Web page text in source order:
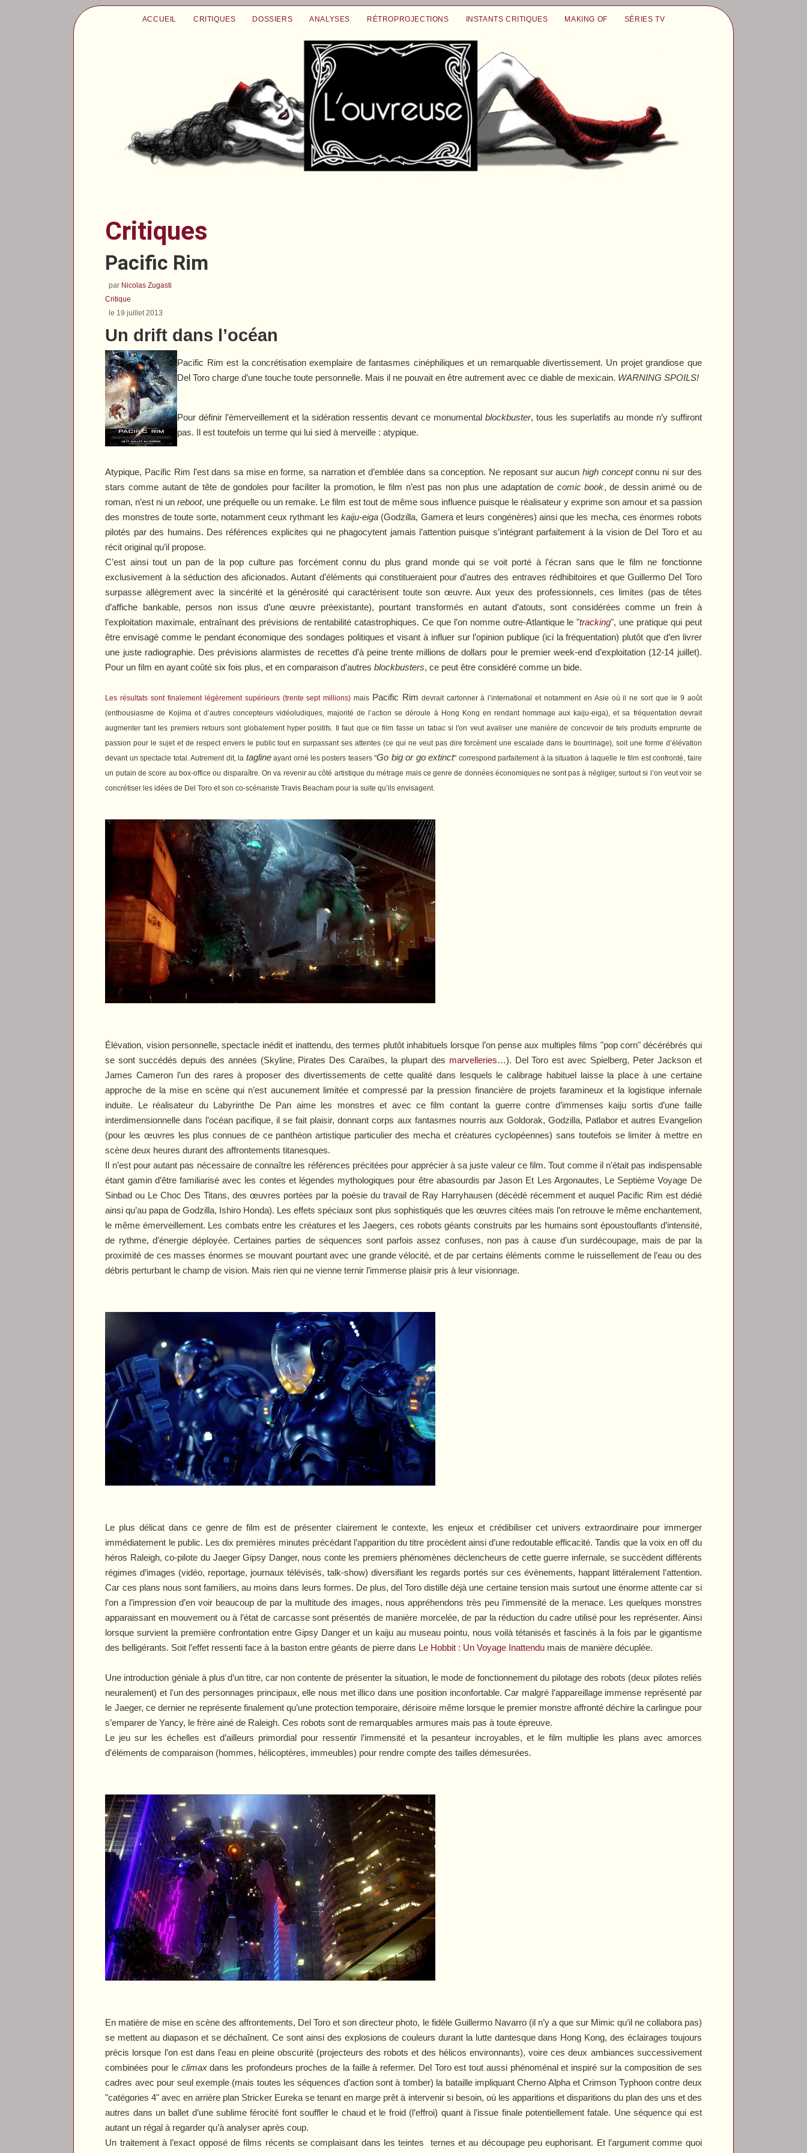
ACCUEIL CRITIQUES DOSSIERS ANALYSES RÉTROPROJECTIONS INSTANTS CRITIQUES MAKING OF SÉRIES TV
Critiques
Pacific Rim
par Nicolas Zugasti
Critique
le 19 juillet 2013
Un drift dans l’océan
Pacific Rim est la concrétisation exemplaire de fantasmes cinéphiliques et un remarquable divertissement. Un projet grandiose que
Del Toro charge d’une touche toute personnelle. Mais il ne pouvait en être autrement avec ce diable de mexicain. WARNING SPOILS!
Pour définir l’émerveillement et la sidération ressentis devant ce monumental blockbuster, tous les superlatifs au monde n’y suffiront
pas. Il est toutefois un terme qui lui sied à merveille : atypique.
Atypique, Pacific Rim l’est dans sa mise en forme, sa narration et d’emblée dans sa conception. Ne reposant sur aucun high conceptconnu ni sur des
stars comme autant de tête de gondoles pour faciliter la promotion, le film n’est pas non plus une adaptation de comic book, de dessin animé ou de
roman, n’est ni unreboot, une préquelle ou un remake. Le film est tout de même sous influence puisque le réalisateur y exprime son amour et sa passion
des monstres de toute sorte, notamment ceux rythmant leskaiju-eiga (Godzilla, Gameraet leurs congénères) ainsi que les mecha, ces énormes robots
pilotés par des humains. Des références explicites qui ne phagocytent jamais l’attention puisque s’intégrant parfaitement à la vision de Del Toro et au
récit original qu’il propose.
C’est ainsi tout un pan de la pop culture pas forcément connu du plus grand monde qui se voit porté à l’écran sans que le film ne fonctionne
exclusivement à la séduction des aficionados. Autant d’éléments qui constitueraient pour d’autres des entraves rédhibitoires et que Guillermo Del Toro
surpasse allègrement avec la sincérité et la générosité qui caractérisent toute son œuvre. Aux yeux des professionnels, ces limites (pas de têtes
d’affiche bankable, persos non issus d’une œuvre préexistante), pourtant transformés en autant d’atouts, sont considérées comme un frein à
l’exploitation maximale, entraînant des prévisions de rentabilité catastrophiques. Ce que l’on nomme outre-Atlantique le "tracking", une pratique qui peut
être envisagé comme le pendant économique des sondages politiques et visant à influer sur l’opinion publique (ici la fréquentation) plutôt que d’en livrer
une juste radiographie. Des prévisions alarmistes de recettes d’à peine trente millions de dollars pour le premier week-end d’exploitation (12-14 juillet).
Pour un film en ayant coûté six fois plus, et en comparaison d’autresblockbusters, ce peut être considéré comme un bide.
Les résultats sont finalement légèrement supérieurs (trente sept millions) mais Pacific Rim devrait cartonner à l’international et notamment en Asie où il ne sort que le 9 août
(enthousiasme de Kojima et d’autres concepteurs vidéoludiques, majorité de l’action se déroule à Hong Kong en rendant hommage aux kaiju-eiga), et sa fréquentation devrait
augmenter tant les premiers retours sont globalement hyper positifs. Il faut que ce film fasse un tabac si l'on veut avaliser une manière de concevoir de tels produits emprunte de
passion pour le sujet et de respect envers le public tout en surpassant ses attentes (ce qui ne veut pas dire forcément une escalade dans le bourrinage), soit une forme d’élévation
devant un spectacle total. Autrement dit, la taglineayant orné les posters teasers "Go big or go extinct" correspond parfaitement à la situation à laquelle le film est confronté, faire
un putain de score au box-office ou disparaître. On va revenir au côté artistique du métrage mais ce genre de données économiques ne sont pas à négliger, surtout si l’on veut voir se
concrétiser les idées de Del Toro et son co-scénariste Travis Beacham pour la suite qu’ils envisagent.
Élévation, vision personnelle, spectacle inédit et inattendu, des termes plutôt inhabituels lorsque l’on pense aux multiples films "pop corn" décérébrés qui
se sont succédés depuis des années (Skyline, Pirates Des Caraïbes, la plupart des marvelleries…). Del Toro est avec Spielberg, Peter Jackson et
James Cameron l’un des rares à proposer des divertissements de cette qualité dans lesquels le calibrage habituel laisse la place à une certaine
approche de la mise en scène qui n’est aucunement limitée et compressé par la pression financière de projets faramineux et la logistique infernale
induite. Le réalisateur du Labyrinthe De Pan aime les monstres et avec ce film contant la guerre contre d’immenses kaiju sortis d’une faille
interdimensionnelle dans l’océan pacifique, il se fait plaisir, donnant corps aux fantasmes nourris aux Goldorak, Godzilla, Patlaboret autres Evangelion
(pour les œuvres les plus connues de ce panthéon artistique particulier des mecha et créatures cyclopéennes) sans toutefois se limiter à mettre en
scène deux heures durant des affrontements titanesques.
Il n’est pour autant pas nécessaire de connaître les références précitées pour apprécier à sa juste valeur ce film. Tout comme il n'était pas indispensable
étant gamin d’être familiarisé avec les contes et légendes mythologiques pour être abasourdis parJason Et Les Argonautes, Le Septième Voyage De
Sinbad ou Le Choc Des Titans, des œuvres portées par la poésie du travail de Ray Harryhausen (décédé récemment et auquel Pacific Rim est dédié
ainsi qu’au papa deGodzilla, Ishiro Honda). Les effets spéciaux sont plus sophistiqués que les œuvres citées mais l’on retrouve le même enchantement,
le même émerveillement. Les combats entre les créatures et les Jaegers, ces robots géants construits par les humains sont époustouflants d’intensité,
de rythme, d’énergie déployée. Certaines parties de séquences sont parfois assez confuses, non pas à cause d’un surdécoupage, mais de par la
proximité de ces masses énormes se mouvant pourtant avec une grande vélocité, et de par certains éléments comme le ruissellement de l’eau ou des
débris perturbant le champ de vision. Mais rien qui ne vienne ternir l’immense plaisir pris à leur visionnage.
Le plus délicat dans ce genre de film est de présenter clairement le contexte, les enjeux et crédibiliser cet univers extraordinaire pour immerger
immédiatement le public. Les dix premières minutes précédant l’apparition du titre procèdent ainsi d’une redoutable efficacité. Tandis que la voix en off du
héros Raleigh, co-pilote du Jaeger Gipsy Danger, nous conte les premiers phénomènes déclencheurs de cette guerre infernale, se succèdent différents
régimes d’images (vidéo, reportage, journaux télévisés, talk-show) diversifiant les regards portés sur ces évènements, happant littéralement l’attention.
Car ces plans nous sont familiers, au moins dans leurs formes. De plus, del Toro distille déjà une certaine tension mais surtout une énorme attente car si
l’on a l’impression d’en voir beaucoup de par la multitude des images, nous appréhendons très peu l’immensité de la menace. Les quelques monstres
apparaissant en mouvement ou à l’état de carcasse sont présentés de manière morcelée, de par la réduction du cadre utilisé pour les représenter. Ainsi
lorsque survient la première confrontation entre Gipsy Danger et un kaiju au museau pointu, nous voilà tétanisés et fascinés à la fois par le gigantisme
des belligérants. Soit l’effet ressenti face à la baston entre géants de pierre dans Le Hobbit : Un Voyage Inattendu mais de manière décuplée.
Une introduction géniale à plus d’un titre, car non contente de présenter la situation, le mode de fonctionnement du pilotage des robots (deux pilotes reliés
neuralement) et l'un des personnages principaux, elle nous met illico dans une position inconfortable. Car malgré l’appareillage immense représenté par
le Jaeger, ce dernier ne représente finalement qu’une protection temporaire, dérisoire même lorsque le premier monstre affronté déchire la carlingue pour
s’emparer de Yancy, le frère ainé de Raleigh. Ces robots sont de remarquables armures mais pas à toute épreuve.
Le jeu sur les échelles est d’ailleurs primordial pour ressentir l’immensité et la pesanteur incroyables, et le film multiplie les plans avec amorces
d'éléments de comparaison (hommes, hélicoptères, immeubles) pour rendre compte des tailles démesurées.
En matière de mise en scène des affrontements, Del Toro et son directeur photo, le fidèle Guillermo Navarro (il n’y a que sur Mimic qu’il ne collabora pas)
se mettent au diapason et se déchaînent. Ce sont ainsi des explosions de couleurs durant la lutte dantesque dans Hong Kong, des éclairages toujours
précis lorsque l’on est dans l’eau en pleine obscurité (projecteurs des robots et des hélicos environnants), voire ces deux ambiances successivement
combinées pour le climaxdans les profondeurs proches de la faille à refermer. Del Toro est tout aussi phénoménal et inspiré sur la composition de ses
cadres avec pour seul exemple (mais toutes les séquences d’action sont à tomber) la bataille impliquant Cherno Alpha et Crimson Typhoon contre deux
"catégories 4" avec en arrière plan Stricker Eureka se tenant en marge prêt à intervenir si besoin, où les apparitions et disparitions du plan des uns et des
autres dans un ballet d’une sublime férocité font souffler le chaud et le froid (l’effroi) quant à l’issue finale potentiellement fatale. Une séquence qui est
autant un régal à regarder qu’à analyser après coup.
Un traitement à l’exact opposé de films récents se complaisant dans les teintes
ternes et au découpage peu euphorisant. Et l’argument comme quoi